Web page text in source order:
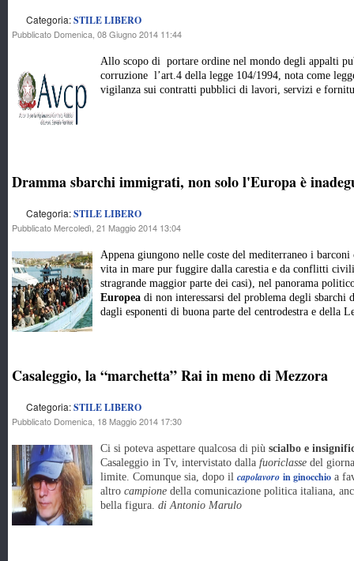
Categoria:STILE LIBERO
Pubblicato Domenica, 08 Giugno 2014 11:44
Allo scopo di portare ordine nel mondo degli appalti
corruzione l’art.4 della legge 104/1994, nota come
vigilanza sui contratti pubblici di lavori, servizi e
Dramma sbarchi immigrati, non solo l'Europa è
Categoria:STILE LIBERO
Pubblicato Mercoledì, 21 Maggio 2014 13:04
Appena giungono nelle coste del mediterraneo i
vita in mare pur fuggire dalla carestia e da conflitti
stragrande maggior parte dei casi), nel panorama
Europea di non interessarsi del problema degli
dagli esponenti di buona parte del centrodestra e della
Casaleggio, la “marchetta” Rai in meno di Mezzora
Categoria:STILE LIBERO
Pubblicato Domenica, 18 Maggio 2014 17:30
Ci si poteva aspettare qualcosa di più scialbo e
Casaleggio in Tv, intervistato dalla fuoriclasse del
limite. Comunque sia, dopo il capolavoro in ginocchio a
altro campione della comunicazione politica italiana,
bella figura. di Antonio Marulo